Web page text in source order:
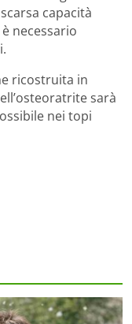
capacità
necessario
ricostruita in
sarà
nei topi